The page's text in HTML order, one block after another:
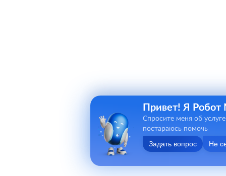
Привет! Я Робот
Спросите меня об
постараюсь помочь
Задать вопрос Не